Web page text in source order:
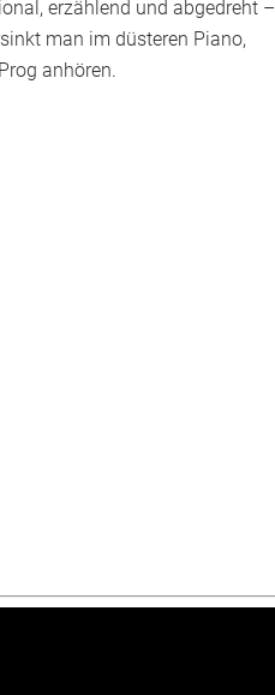
erzählend und abgedreht –
man im düsteren Piano,
anhören.